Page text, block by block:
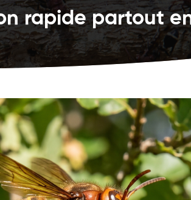
rapide partout